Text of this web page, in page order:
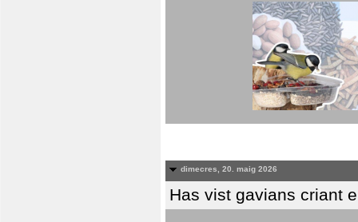
dimecres, 20. maig 2026
Has vist gavians criant